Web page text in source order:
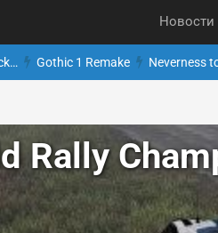
Новости
Gothic 1 Remake Neverness
Rally